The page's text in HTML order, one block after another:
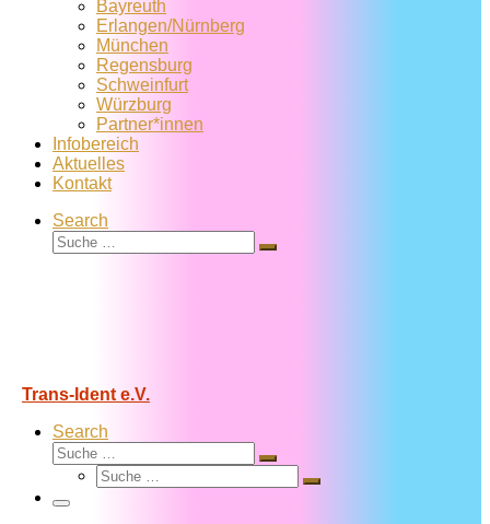
Bayreuth
Erlangen/Nürnberg
München
Regensburg
Schweinfurt
Würzburg
Partner*innen
Infobereich
Aktuelles
Kontakt
Search
Suche
Suche
Trans-Ident e.V.
Search
Suche
Suche
Suche
Suche
Menü